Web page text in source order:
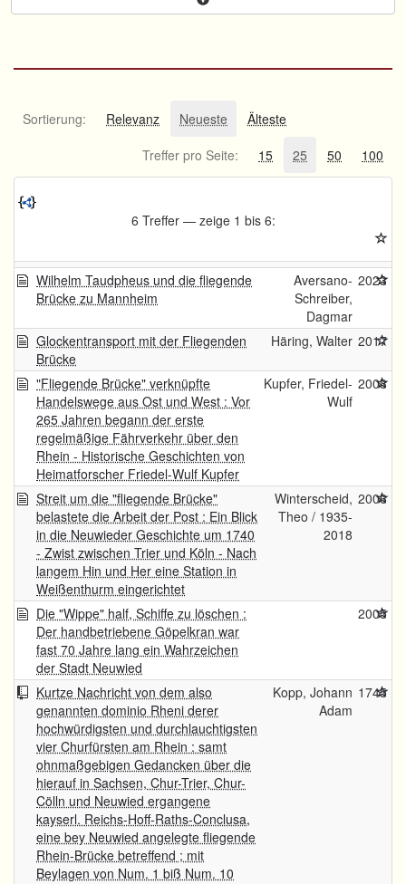
Sortierung: Relevanz Neueste
Älteste
Treffer pro Seite:
15 25 50 100
6 Treffer — zeige 1 bis 6:
Wilhelm Taudpheus und die fliegende
Brücke zu Mannheim
Aversano-
Schreiber,
Dagmar
2023
Glockentransport mit der Fliegenden
Brücke
Häring, Walter 2017
"Fliegende Brücke" verknüpfte
Handelswege aus Ost und West : Vor
265 Jahren begann der erste
regelmäßige Fährverkehr über den
Rhein - Historische Geschichten von
Heimatforscher Friedel-Wulf Kupfer
Kupfer, Friedel-
Wulf
2008
Streit um die "fliegende Brücke"
belastete die Arbeit der Post : Ein Blick
in die Neuwieder Geschichte um 1740
- Zwist zwischen Trier und Köln - Nach
langem Hin und Her eine Station in
Weißenthurm eingerichtet
Winterscheid,
Theo / 1935-
2018
2006
Die "Wippe" half, Schiffe zu löschen :
Der handbetriebene Göpelkran war
fast 70 Jahre lang ein Wahrzeichen
der Stadt Neuwied
2005
Kurtze Nachricht von dem also
genannten dominio Rheni derer
hochwürdigsten und durchlauchtigsten
vier Churfürsten am Rhein : samt
ohnmaßgebigen Gedancken über die
hierauf in Sachsen, Chur-Trier, Chur-
Cölln und Neuwied ergangene
kayserl. Reichs-Hoff-Raths-Conclusa,
eine bey Neuwied angelegte fliegende
Rhein-Brücke betreffend ; mit
Beylagen von Num. 1 biß Num. 10
Kopp, Johann
Adam
1745